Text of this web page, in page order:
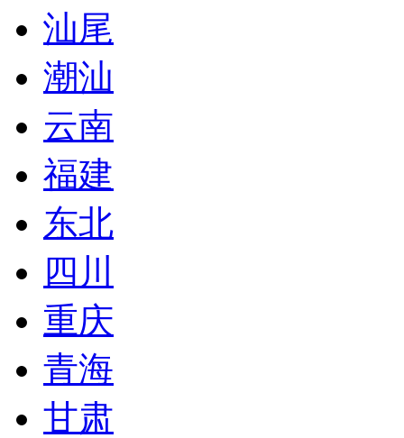
汕尾
潮汕
云南
福建
东北
四川
重庆
青海
甘肃